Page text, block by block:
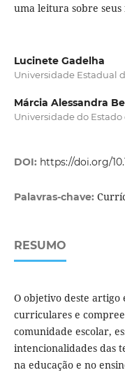
uma leitura sobre
Lucinete Gadelha
Universidade Estadual
Márcia Alessandra
Universidade do Estado
DOI: https://doi.org/
Palavras-chave:
RESUMO
O objetivo deste artigo
curriculares e
comunidade escolar,
intencionalidades das
na educação e no